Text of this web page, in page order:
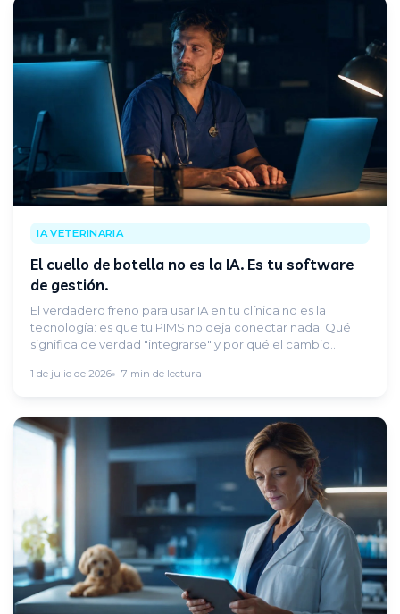
IA VETERINARIA
El cuello de botella no es la IA. Es tu software
de gestión.
El verdadero freno para usar IA en tu clínica no es la
tecnología: es que tu PIMS no deja conectar nada. Qué
significa de verdad "integrarse" y por qué el cambio
1 de julio de 2026 7 min de lectura